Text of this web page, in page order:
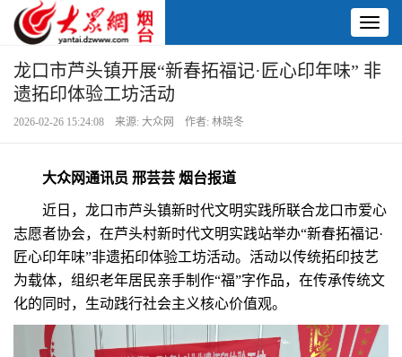
龙口市芦头镇开展“新春拓福记·匠心印年味” 非
遗拓印体验工坊活动
2026-02-26 15:24:08 来源: 大众网 作者: 林晓冬
大众网通讯员 邢芸芸 烟台报道
近日，龙口市芦头镇新时代文明实践所联合龙口市爱心
志愿者协会，在芦头村新时代文明实践站举办“新春拓福记·
匠心印年味”非遗拓印体验工坊活动。活动以传统拓印技艺
为载体，组织老年居民亲手制作“福”字作品，在传承传统文
化的同时，生动践行社会主义核心价值观。